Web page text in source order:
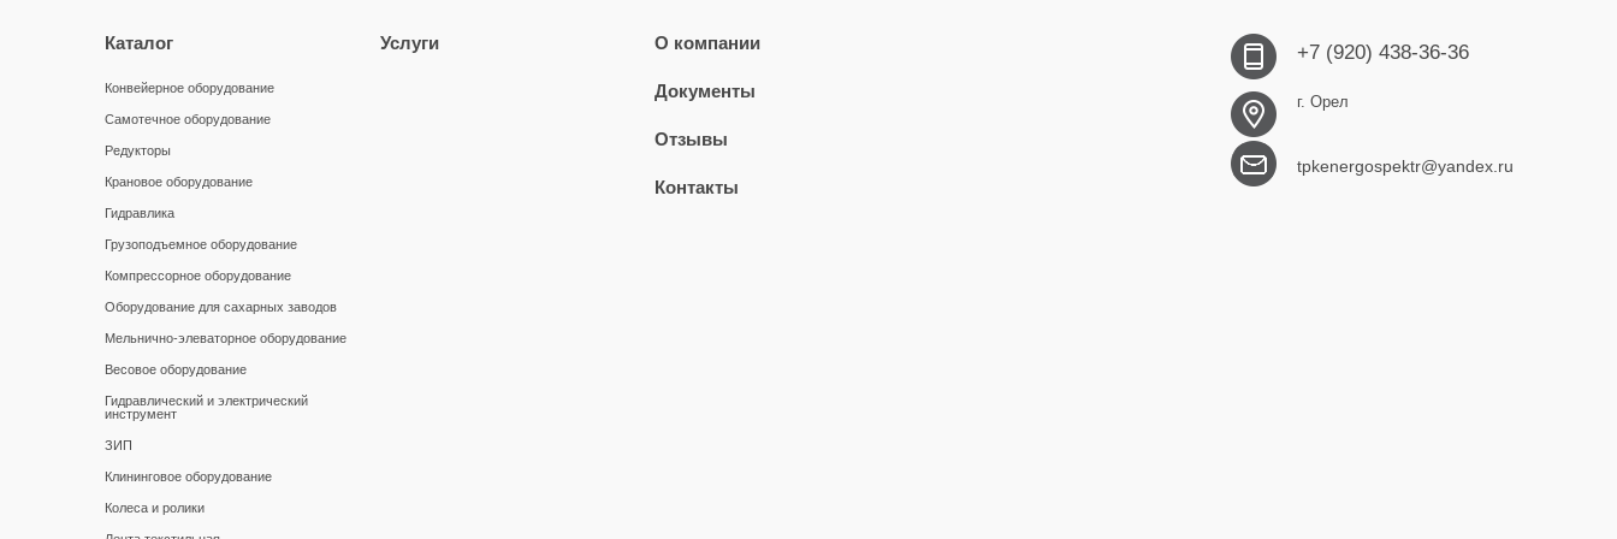
Каталог
Конвейерное оборудование
Самотечное оборудование
Редукторы
Крановое оборудование
Гидравлика
Грузоподъемное оборудование
Компрессорное оборудование
Оборудование для сахарных заводов
Мельнично-элеваторное оборудование
Весовое оборудование
Гидравлический и электрический
инструмент
ЗИП
Клининговое оборудование
Колеса и ролики
Услуги О компании
Документы
Отзывы
Контакты
+7 (920) 438-36-36
г. Орел
tpkenergospektr@yandex.ru